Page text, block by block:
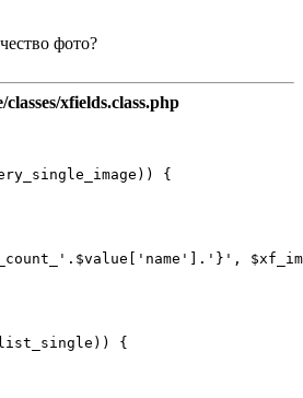
фото?
classes/xfields.class.php
{
{